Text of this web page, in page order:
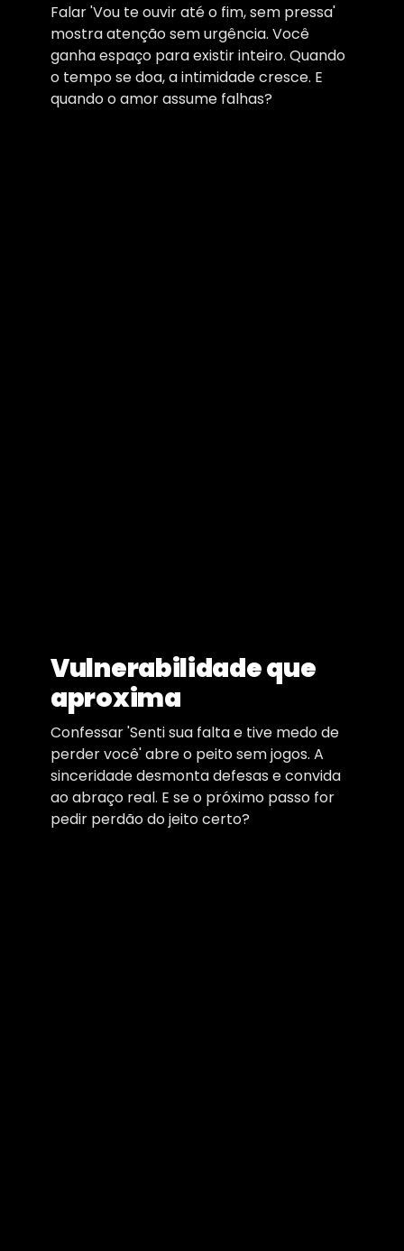
Falar 'Vou te ouvir até o fim, sem pressa'
mostra atenção sem urgência. Você
ganha espaço para existir inteiro. Quando
o tempo se doa, a intimidade cresce. E
quando o amor assume falhas?
Vulnerabilidade que
aproxima
Confessar 'Senti sua falta e tive medo de
perder você' abre o peito sem jogos. A
sinceridade desmonta defesas e convida
ao abraço real. E se o próximo passo for
pedir perdão do jeito certo?